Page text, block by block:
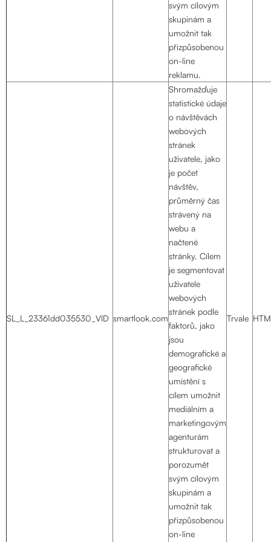
svým cílovým
skupinám a
umožnit tak
přizpůsobenou
on-line
reklamu.
SL_L_23361dd035530_VID smartlook.com
Shromažďuje
statistické údaje
o návštěvách
webových
stránek
uživatele, jako
je počet
návštěv,
průměrný čas
strávený na
webu a
načtené
stránky. Cílem
je segmentovat
uživatele
webových
stránek podle
faktorů, jako
jsou
demografické a
geografické
umístění s
cílem umožnit
mediálním a
marketingovým
agenturám
strukturovat a
porozumět
svým cílovým
skupinám a
umožnit tak
přizpůsobenou
on-line
Trvale